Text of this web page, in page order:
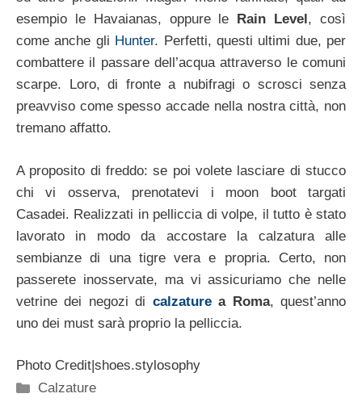
esempio le Havaianas, oppure le
Rain Level , così
come anche gli Hunter. Perfetti, questi ultimi due, per
combattere il passare dell’acqua attraverso le comuni
scarpe. Loro, di fronte a nubifragi o scrosci senza
preavviso come spesso accade nella nostra città, non
tremano affatto.
A proposito di freddo: se poi volete lasciare di stucco
chi vi osserva, prenotatevi i moon boot targati
Casadei. Realizzati in pelliccia di volpe, il tutto è stato
lavorato in modo da accostare la calzatura alle
sembianze di una tigre vera e propria. Certo, non
passerete inosservate, ma vi assicuriamo che nelle
vetrine dei negozi di calzaturea Roma, quest’anno
uno dei must sarà proprio la pelliccia.
Photo Credit|shoes.stylosophy
Categorie
Calzature